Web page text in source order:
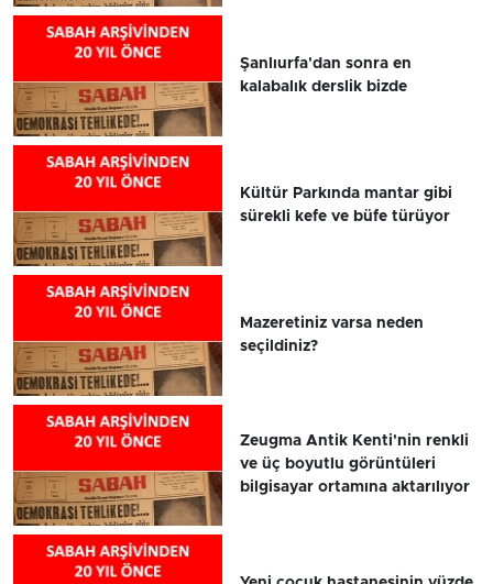
Şanlıurfa'dan sonra en
kalabalık derslik bizde
Kültür Parkında mantar gibi
sürekli kefe ve büfe türüyor
Mazeretiniz varsa neden
seçildiniz?
Zeugma Antik Kenti'nin renkli
ve üç boyutlu görüntüleri
bilgisayar ortamına aktarılıyor